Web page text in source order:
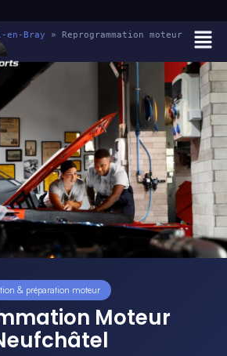
en-Bray »
Reprogrammation moteur
& préparation moteur
Moteur